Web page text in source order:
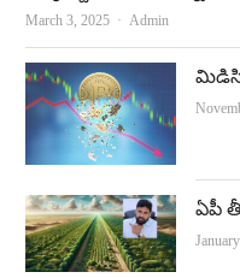
March 3, 2025 Author
Admin
ఏపీ